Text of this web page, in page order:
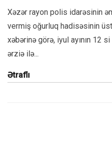
Xəzər rayon polis idarəsinin
vermiş oğurluq hadisəsinin
xəbərinə görə, iyul ayının 12
ərziə ilə...
Ətraflı